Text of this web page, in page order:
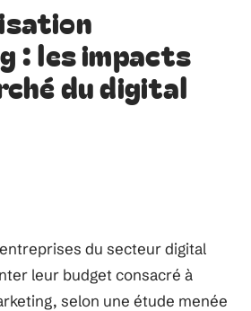
: les impacts
du digital
du secteur digital
leur budget consacré à
selon une étude menée